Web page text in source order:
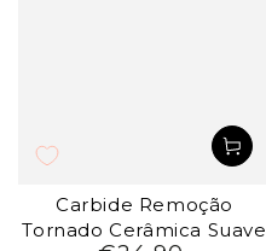
Carbide Remoção
Tornado Cerâmica Suave